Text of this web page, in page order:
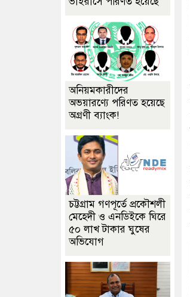
অনিয়মকারীদের
অভয়ারণ্যে পরিণত হয়েছে
অগ্রণী ব্যাংক!
চট্টগ্রাম গণপূর্তে প্রকৌশলী
মেহেদী ও এনডিইকে ঘিরে
৫০ লাখ টাকার ঘুষের
অভিযোগ